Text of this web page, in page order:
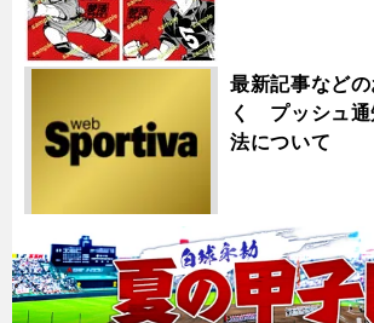
最新記事など
く プッシュ通
法について